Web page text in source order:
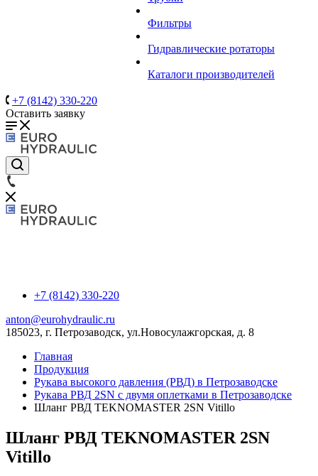
Фильтры
Гидравлические ротаторы
Каталоги производителей
+7 (8142) 330-220
Оставить заявку
+7 (8142) 330-220
anton@eurohydraulic.ru
185023, г. Петрозаводск, ул.Новосулажгорская, д. 8
Главная
Продукция
Рукава высокого давления (РВД) в Петрозаводске
Рукава РВД 2SN с двумя оплетками в Петрозаводске
Шланг РВД TEKNOMASTER 2SN Vitillo
Шланг РВД TEKNOMASTER 2SN
Vitillo